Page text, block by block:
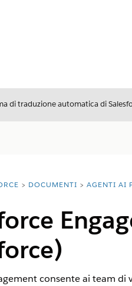
di traduzione automatica di
DOCUMENTI AGENTI AI
consente ai team